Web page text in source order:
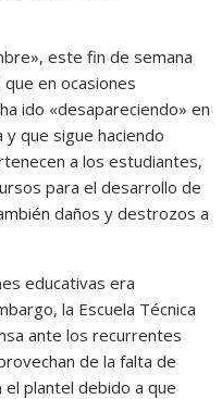
este fin de semana
en ocasiones
ido «desapareciendo» en
y que sigue haciendo
a los estudiantes,
para el desarrollo de
daños y destrozos a
educativas era
la Escuela Técnica
ante los recurrentes
de la falta de
el plantel debido a que